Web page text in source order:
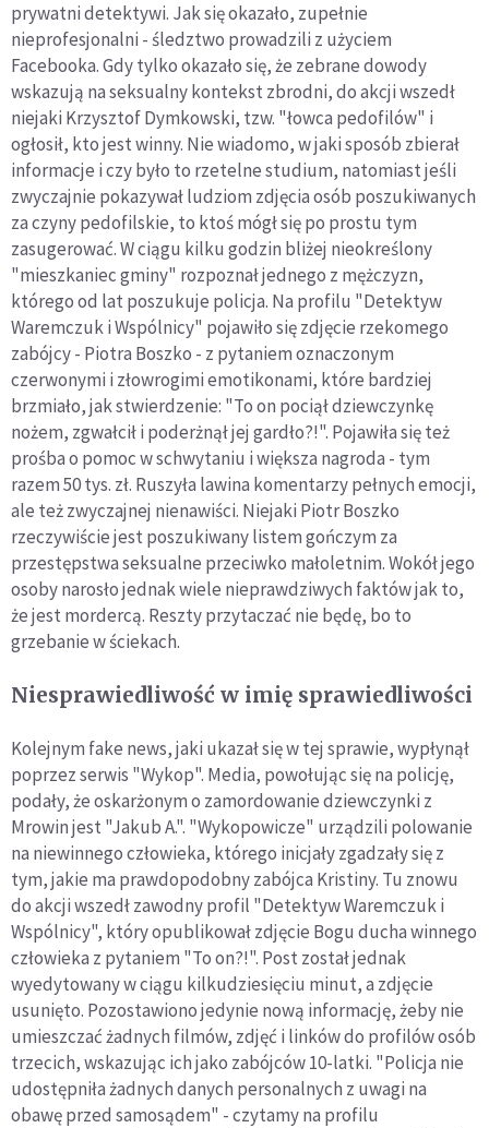
prywatni detektywi. Jak się okazało, zupełnie
nieprofesjonalni - śledztwo prowadzili z użyciem
Facebooka. Gdy tylko okazało się, że zebrane dowody
wskazują na seksualny kontekst zbrodni, do akcji wszedł
niejaki Krzysztof Dymkowski, tzw. "łowca pedofilów" i
ogłosił, kto jest winny. Nie wiadomo, w jaki sposób zbierał
informacje i czy było to rzetelne studium, natomiast jeśli
zwyczajnie pokazywał ludziom zdjęcia osób poszukiwanych
za czyny pedofilskie, to ktoś mógł się po prostu tym
zasugerować. W ciągu kilku godzin bliżej nieokreślony
"mieszkaniec gminy" rozpoznał jednego z mężczyzn,
którego od lat poszukuje policja. Na profilu "Detektyw
Waremczuk i Wspólnicy" pojawiło się zdjęcie rzekomego
zabójcy - Piotra Boszko - z pytaniem oznaczonym
czerwonymi i złowrogimi emotikonami, które bardziej
brzmiało, jak stwierdzenie: "To on pociął dziewczynkę
nożem, zgwałcił i poderżnął jej gardło?!". Pojawiła się też
prośba o pomoc w schwytaniu i większa nagroda - tym
razem 50 tys. zł. Ruszyła lawina komentarzy pełnych emocji,
ale też zwyczajnej nienawiści. Niejaki Piotr Boszko
rzeczywiście jest poszukiwany listem gończym za
przestępstwa seksualne przeciwko małoletnim. Wokół jego
osoby narosło jednak wiele nieprawdziwych faktów jak to,
że jest mordercą. Reszty przytaczać nie będę, bo to
grzebanie w ściekach.
Niesprawiedliwość w imię sprawiedliwości
Kolejnym fake news, jaki ukazał się w tej sprawie, wypłynął
poprzez serwis "Wykop". Media, powołując się na policję,
podały, że oskarżonym o zamordowanie dziewczynki z
Mrowin jest "Jakub A.". "Wykopowicze" urządzili polowanie
na niewinnego człowieka, którego inicjały zgadzały się z
tym, jakie ma prawdopodobny zabójca Kristiny. Tu znowu
do akcji wszedł zawodny profil "Detektyw Waremczuk i
Wspólnicy", który opublikował zdjęcie Bogu ducha winnego
człowieka z pytaniem "To on?!". Post został jednak
wyedytowany w ciągu kilkudziesięciu minut, a zdjęcie
usunięto. Pozostawiono jedynie nową informację, żeby nie
umieszczać żadnych filmów, zdjęć i linków do profilów osób
trzecich, wskazując ich jako zabójców 10-latki. "Policja nie
udostępniła żadnych danych personalnych z uwagi na
obawę przed samosądem" - czytamy na profilu